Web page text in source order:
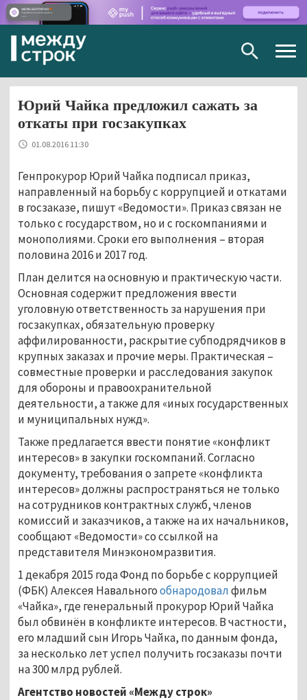
Юрий Чайка предложил сажать за
откаты при госзакупках
01.08.2016 11:30
Генпрокурор Юрий Чайка подписал приказ,
направленный на борьбу с коррупцией и откатами
в госзаказе, пишут «Ведомости». Приказ связан не
только с государством, но и с госкомпаниями и
монополиями. Сроки его выполнения – вторая
половина 2016 и 2017 год.
План делится на основную и практическую части.
Основная содержит предложения ввести
уголовную ответственность за нарушения при
госзакупках, обязательную проверку
аффилированности, раскрытие субподрядчиков в
крупных заказах и прочие меры. Практическая –
совместные проверки и расследования закупок
для обороны и правоохранительной
деятельности, а также для «иных государственных
и муниципальных нужд».
Также предлагается ввести понятие «конфликт
интересов» в закупки госкомпаний. Согласно
документу, требования о запрете «конфликта
интересов» должны распространяться не только
на сотрудников контрактных служб, членов
комиссий и заказчиков, а также на их начальников,
сообщают «Ведомости» со ссылкой на
представителя Минэкономразвития.
1 декабря 2015 года Фонд по борьбе с коррупцией
(ФБК) Алексея Навальногообнародовалфильм
«Чайка», где генеральный прокурор Юрий Чайка
был обвинён в конфликте интересов. В частности,
его младший сын Игорь Чайка, по данным фонда,
за несколько лет успел получить госзаказы почти
на 300 млрд рублей.
Агентство новостей «Между строк»